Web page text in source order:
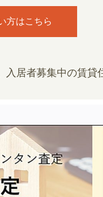
方はこちら
入居者募集中の賃貸